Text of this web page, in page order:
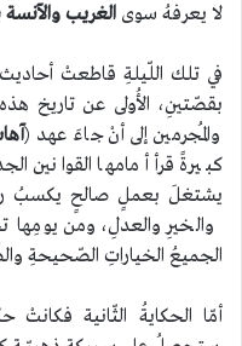
لا يعرفهُ سوى الغريب والآنسة
في تلك اللّيلةِ قاطعتْ
بقصّتينِ، الأُولى عن تاريخ
والمُجرمين إلى أنْ جاءَ عهد (
كبيرةً قرأ أمامها
يشتغلَ بعملٍ صالحٍ يكسبُ
والخيرِ والعدلِ، ومن يومِها
الجميعُ الخياراتِ الصّحيحةِ
أمّا الحكايةُ الثّانية فكانتْ